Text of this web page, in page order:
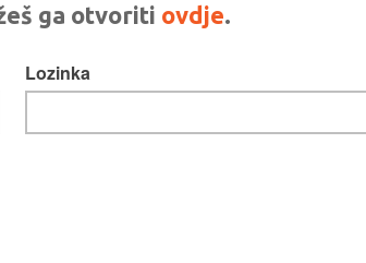
ga otvoriti ovdje.
Lozinka